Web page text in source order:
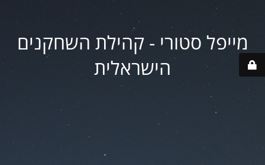
מייפל סטורי - קהילת השחקנים
הישראלית